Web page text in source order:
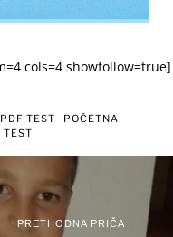
cols=4 showfollow=true]
PDF TEST
POČETNA
TEST
PRETHODNA PRIČA